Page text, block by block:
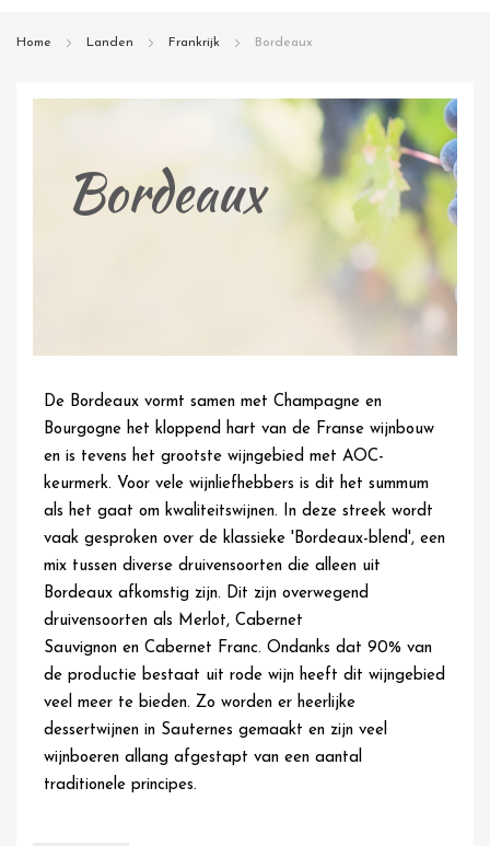
Home Landen Frankrijk Bordeaux
Bordeaux
De Bordeaux vormt samen met Champagne en
Bourgogne het kloppend hart van de Franse wijnbouw
en is tevens het grootste wijngebied met AOC-
keurmerk. Voor vele wijnliefhebbers is dit het summum
als het gaat om kwaliteitswijnen. In deze streek wordt
vaak gesproken over de klassieke 'Bordeaux-blend', een
mix tussen diverse druivensoorten die alleen uit
Bordeaux afkomstig zijn. Dit zijn overwegend
druivensoorten als Merlot, Cabernet
Sauvignon en Cabernet Franc. Ondanks dat 90% van
de productie bestaat uit rode wijn heeft dit wijngebied
veel meer te bieden. Zo worden er heerlijke
dessertwijnen in Sauternes gemaakt en zijn veel
wijnboeren allang afgestapt van een aantal
traditionele principes.